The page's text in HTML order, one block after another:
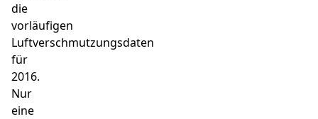
die
vorläufigen
Luftverschmutzungsdaten
für
2016.
Nur
eine